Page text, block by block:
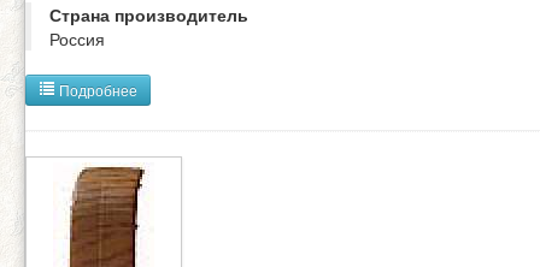
Страна производитель
Россия
Подробнее